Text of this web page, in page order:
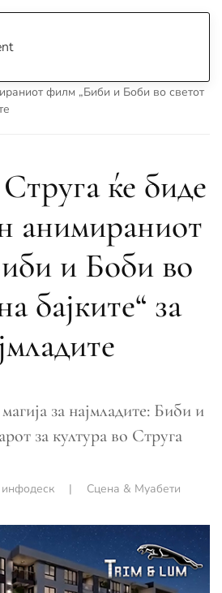
филм „Биби и Боби во светот
ќе биде
анимираниот
и Боби во
бајките“ за
за најмладите: Биби и
за култура во Струга
инфодеск | Сцена & Муабети